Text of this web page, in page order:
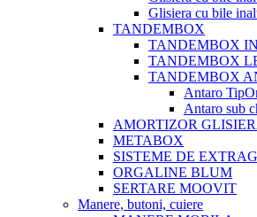
Glisiera cu bile
TANDEMBOX
TANDEMBOX
TANDEMBOX
TANDEMBOX
Antaro
Antaro sub
AMORTIZOR
METABOX
SISTEME DE
ORGALINE BLUM
SERTARE MOOVIT
Manere, butoni, cuiere